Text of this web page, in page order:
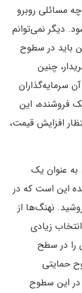
مسائلی روبرو
دیگر نمی‌توانم
باید در سطوح
چنین
سرمایه‌گذاران
فروشنده، این
افزایش قیمت،
به عنوان یک
این است که در
نهنگ‌ها از
زیادی
بیت کوین را در سطح
حمایتی
در این سطوح